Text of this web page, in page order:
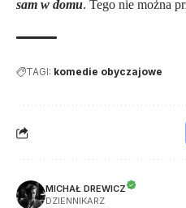
sam w domu. Tego nie można
TAGI: komedie obyczajowe
MICHAŁ DREWICZ
DZIENNIKARZ